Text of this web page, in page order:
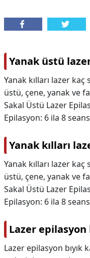
Yanak üstü
Yanak kılları lazer
üstü, çene, yanak ve
Sakal Üstü Lazer
Epilasyon: 6 ila 8
Yanak kılları
Yanak kılları lazer kaç
üstü, çene, yanak ve
Sakal Üstü Lazer
Epilasyon: 6 ila 8
Lazer epilasyon
Lazer epilasyon bıyık